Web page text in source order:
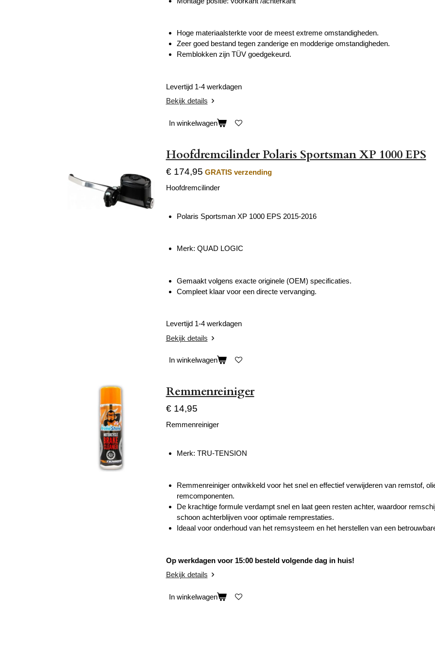
Hoge materiaalsterkte voor de meest extreme omstandigheden.
Zeer goed bestand tegen zanderige en modderige omstandigheden.
Remblokken zijn TÜV goedgekeurd.
Levertijd 1-4 werkdagen
Bekijk details
In winkelwagen
Hoofdremcilinder Polaris Sportsman XP 1000 EPS
€ 174,95 GRATIS verzending
Hoofdremcilinder
Polaris Sportsman XP 1000 EPS 2015-2016
Merk: QUAD LOGIC
Gemaakt volgens exacte originele (OEM) specificaties.
Compleet klaar voor een directe vervanging.
Levertijd 1-4 werkdagen
Bekijk details
In winkelwagen
Remmenreiniger
€ 14,95
Remmenreiniger
Merk: TRU-TENSION
Remmenreiniger ontwikkeld voor het snel en effectief verwijderen van remstof,
remcomponenten.
De krachtige formule verdampt snel en laat geen resten achter, waardoor
schoon achterblijven voor optimale remprestaties.
Ideaal voor onderhoud van het remsysteem en het herstellen van een
Op werkdagen voor 15:00 besteld volgende dag in huis!
Bekijk details
In winkelwagen